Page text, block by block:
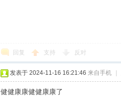
回复 支持 反对
发表于 2024-11-16 16:21:46 来自手机
健健康康健健康康了